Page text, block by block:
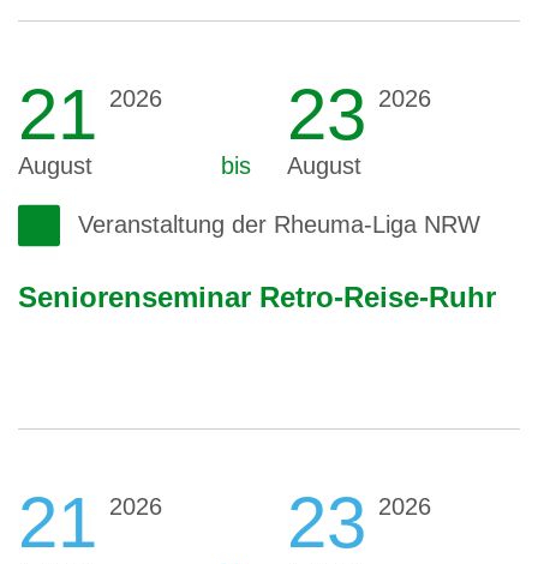
21 2026
August bis
23 2026
August
Veranstaltung der Rheuma-Liga NRW
Seniorenseminar Retro-Reise-Ruhr
21 2026 23 2026